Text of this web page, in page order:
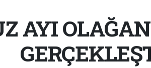
AYI